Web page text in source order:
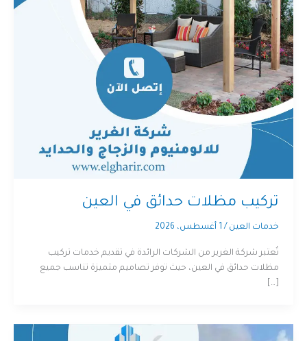
تركيب مظلات حدائق في العين
خدمات العين / 1 أغسطس، 2026
تُعتبر شركة الغرير من الشركات الرائدة في تقديم خدمات تركيب
مظلات حدائق في العين، حيث توفر تصاميم متميزة تناسب جميع
[…]